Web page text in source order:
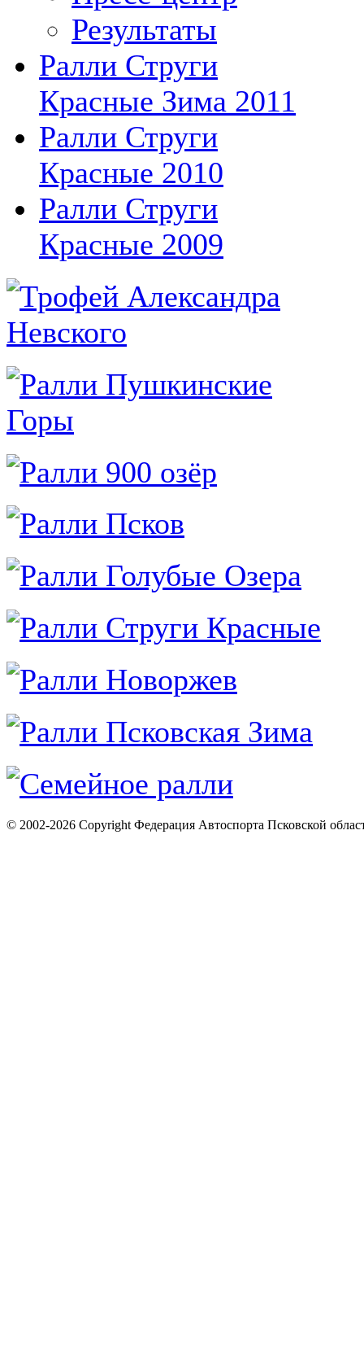
Результаты
Ралли Струги
Красные Зима 2011
Ралли Струги
Красные 2010
Ралли Струги
Красные 2009
© 2002-2026 Copyright Федерация Автоспорта Псковской